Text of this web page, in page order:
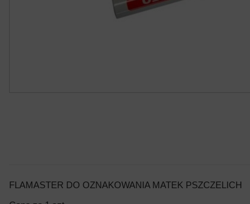
FLAMASTER DO OZNAKOWANIA MATEK PSZCZELICH